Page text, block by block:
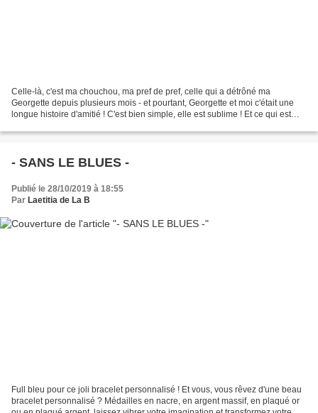
Celle-là, c'est ma chouchou, ma pref de pref, celle qui a détrôné ma
Georgette depuis plusieurs mois - et pourtant, Georgette et moi c'était une
longue histoire d'amitié ! C'est bien simple, elle est sublime ! Et ce qui est
- SANS LE BLUES -
Publié le 28/10/2019 à 18:55
Par Laetitia de La B
Full bleu pour ce joli bracelet personnalisé ! Et vous, vous rêvez d'une beau
bracelet personnalisé ? Médailles en nacre, en argent massif, en plaqué or